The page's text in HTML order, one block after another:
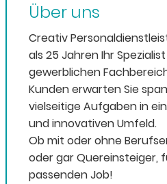
Über uns
Creativ
als 25 Jahren Ihr
gewerblichen
Kunden erwarten Sie
vielseitige Aufgaben in
und innovativen Umfeld.
Ob mit oder ohne
oder gar Quereinsteiger,
passenden Job!